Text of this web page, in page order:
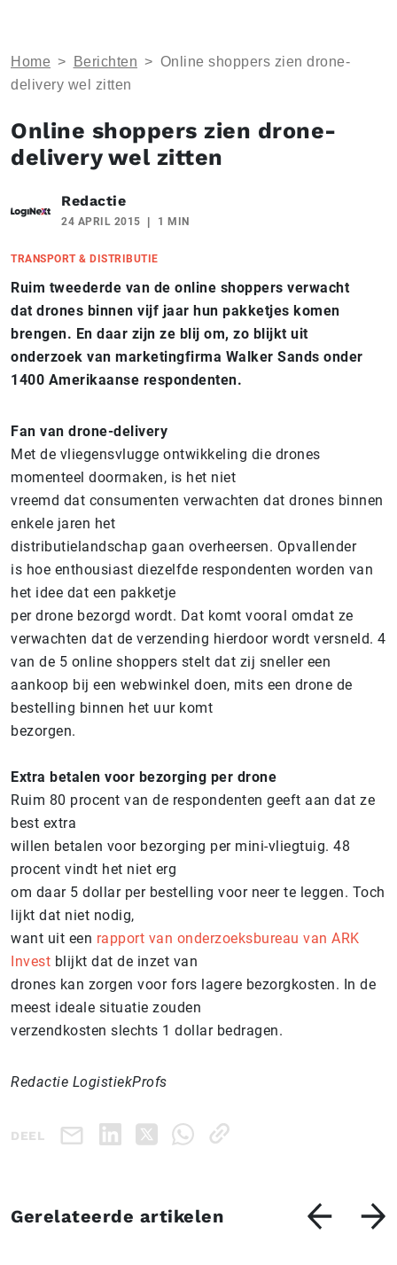
Home > Berichten > Online shoppers zien drone-
delivery wel zitten
Online shoppers zien drone-
delivery wel zitten
Redactie
24 APRIL 2015 1 MIN
TRANSPORT & DISTRIBUTIE
Ruim tweederde van de online shoppers verwacht
dat drones binnen vijf jaar hun pakketjes komen
brengen. En daar zijn ze blij om, zo blijkt uit
onderzoek van marketingfirma Walker Sands onder
1400 Amerikaanse respondenten.
Fan van drone-delivery
Met de vliegensvlugge ontwikkeling die drones
momenteel doormaken, is het niet
vreemd dat consumenten verwachten dat drones binnen
enkele jaren het
distributielandschap gaan overheersen. Opvallender
is hoe enthousiast diezelfde respondenten worden van
het idee dat een pakketje
per drone bezorgd wordt. Dat komt vooral omdat ze
verwachten dat de verzending hierdoor wordt versneld. 4
van de 5 online shoppers stelt dat zij sneller een
aankoop bij een webwinkel doen, mits een drone de
bestelling binnen het uur komt
bezorgen.
Extra betalen voor bezorging per drone
Ruim 80 procent van de respondenten geeft aan dat ze
best extra
willen betalen voor bezorging per mini-vliegtuig. 48
procent vindt het niet erg
om daar 5 dollar per bestelling voor neer te leggen. Toch
lijkt dat niet nodig,
want uit een rapport van onderzoeksbureau van ARK
Invest blijkt dat de inzet van
drones kan zorgen voor fors lagere bezorgkosten. In de
meest ideale situatie zouden
verzendkosten slechts 1 dollar bedragen.
Redactie LogistiekProfs
DEEL
Gerelateerde artikelen